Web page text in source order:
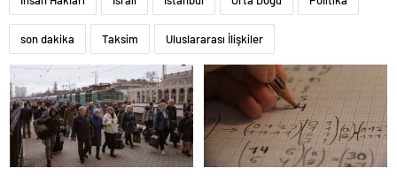
son dakika Taksim Uluslararası İlişkiler